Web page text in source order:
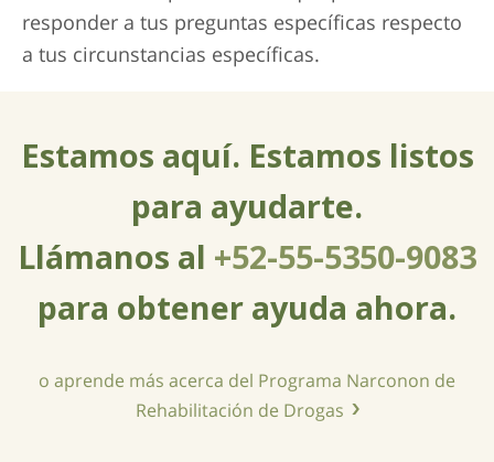
responder a tus preguntas específicas respecto
a tus circunstancias específicas.
Estamos aquí. Estamos listos
para ayudarte.
Llámanos al +52-55-5350-9083
para obtener ayuda ahora.
o aprende más acerca del Programa Narconon de
Rehabilitación de Drogas